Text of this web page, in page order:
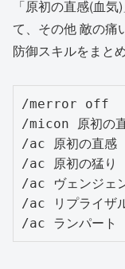
「原初の直感(血
て、その他 敵の痛
防御スキルをまと
/merror off
/micon 原初の
/ac 原初の直感
/ac 原初の猛り
/ac ヴェンジェ
/ac リプライザ
/ac ランパート